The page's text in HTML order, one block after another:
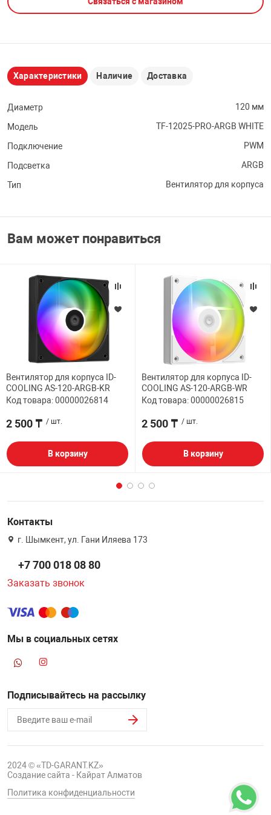
CARD RIDER
НАБОР ДЛЯ
Характеристики Наличие Доставка
Диаметр 120 мм
Модель TF-12025-PRO-ARGB WHITE
Подключение PWM
Подсветка ARGB
Тип Вентилятор для корпуса
Вам может понравиться
Вентилятор для корпуса ID-
COOLING AS-120-ARGB-KR
Код товара: 00000026814
2 500 ₸ / шт.
В корзину
Вентилятор для корпуса ID-
COOLING AS-120-ARGB-WR
Код товара: 00000026815
2 500 ₸ / шт.
В корзину
Контакты
г. Шымкент, ул. Гани Иляева 173
+7 700 018 08 80
Заказать звонок
Мы в социальных сетях
Подписывайтесь на рассылку
2024 © «TD-GARANT.KZ»
Создание сайта - Кайрат Алматов
Политика конфиденциальности